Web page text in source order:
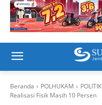
Beranda POLHUKAM POLITIK
Realisasi Fisik Masih 10 Persen